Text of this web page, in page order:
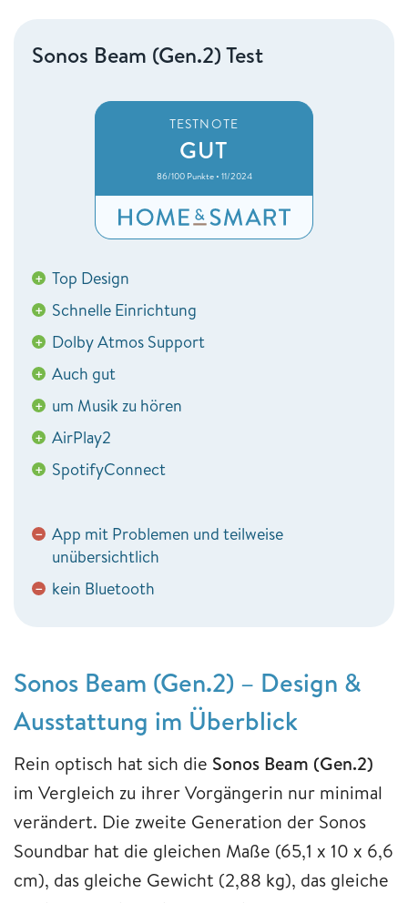
Sonos Beam (Gen.2) Test
TESTNOTE
GUT
86/100 Punkte • 11/2024
+ Top Design
+ Schnelle Einrichtung
+ Dolby Atmos Support
+ Auch gut
+ um Musik zu hören
+ AirPlay2
+ SpotifyConnect
− App mit Problemen und teilweise
unübersichtlich
− kein Bluetooth
Sonos Beam (Gen.2) – Design &
Ausstattung im Überblick
Rein optisch hat sich die Sonos Beam (Gen.2)
im Vergleich zu ihrer Vorgängerin nur minimal
verändert. Die zweite Generation der Sonos
Soundbar hat die gleichen Maße (65,1 x 10 x 6,6
cm), das gleiche Gewicht (2,88 kg), das gleiche